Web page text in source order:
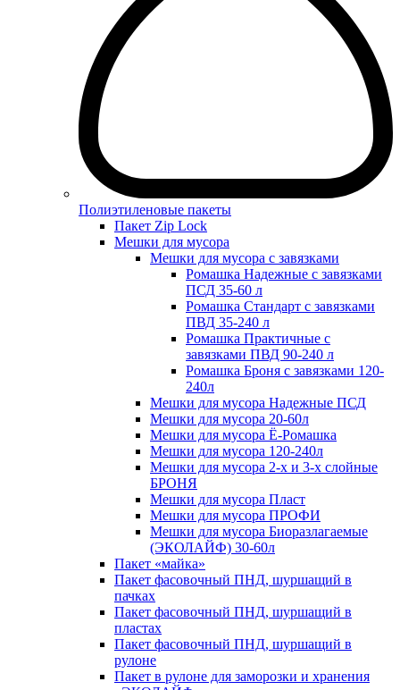
Полиэтиленовые пакеты
Пакет Zip Lock
Мешки для мусора
Мешки для мусора с завязками
Ромашка Надежные с завязками
ПСД 35-60 л
Ромашка Стандарт с завязками
ПВД 35-240 л
Ромашка Практичные с
завязками ПВД 90-240 л
Ромашка Броня с завязками 120-
240л
Мешки для мусора Надежные ПСД
Мешки для мусора 20-60л
Мешки для мусора Ё-Ромашка
Мешки для мусора 120-240л
Мешки для мусора 2-х и 3-х слойные
БРОНЯ
Мешки для мусора Пласт
Мешки для мусора ПРОФИ
Мешки для мусора Биоразлагаемые
(ЭКОЛАЙФ) 30-60л
Пакет «майка»
Пакет фасовочный ПНД, шуршащий в
пачках
Пакет фасовочный ПНД, шуршащий в
пластах
Пакет фасовочный ПНД, шуршащий в
рулоне
Пакет в рулоне для заморозки и хранения